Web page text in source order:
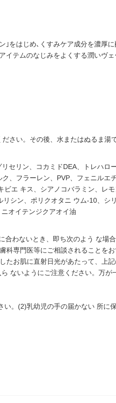
をはじめ､くすみケア成分を濃厚
テムのなじみをよくする潤いヴ
さい。その後、水またはぬるま湯
セリン、コカミドDEA、トレハロ
、フラーレン、PVP、フェニルエ
エ キス、シアノコバラミン、レ
シン、ポリクオタニ ウム-10、シ
オイテンジクアオイ油
わないとき、即ち次のよう な場
専門医等にご相談されることを
お肌に直射日光があたって、上
ないようにご注意ください。万が
。(2)乳幼児の手の届かない 所に保